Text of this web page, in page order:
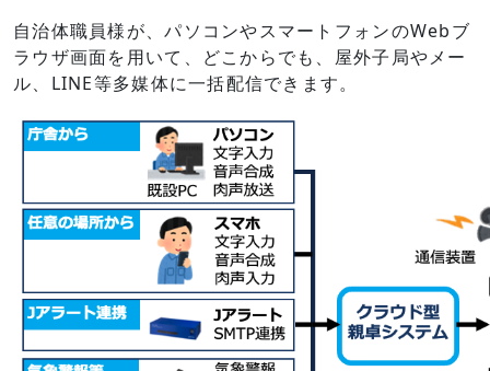
自治体職員様が、パソコンやスマートフォンのWebブ
ラウザ画面を用いて、どこからでも、屋外子局やメー
ル、LINE等多媒体に一括配信できます。